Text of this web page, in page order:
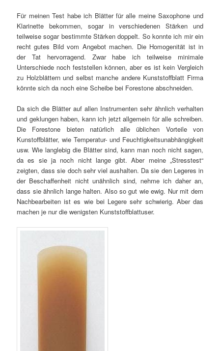
Für meinen Test habe ich Blätter für alle meine Saxophone und
Klarinette bekommen, sogar in verschiedenen Stärken und
teilweise sogar bestimmte Stärken doppelt. So konnte ich mir ein
recht gutes Bild vom Angebot machen. Die Homogenität ist in
der Tat hervorragend. Zwar habe ich teilweise minimale
Unterschiede noch feststellen können, aber es ist kein Vergleich
zu Holzblättern und selbst manche andere Kunststoffblatt Firma
könnte sich da noch eine Scheibe bei Forestone abschneiden.
Da sich die Blätter auf allen Instrumenten sehr ähnlich verhalten
und geklungen haben, kann ich jetzt allgemein für alle schreiben.
Die Forestone bieten natürlich alle üblichen Vorteile von
Kunstoffblätter, wie Temperatur- und Feuchtigkeitsunabhängigkeit
usw. Wie langlebig die Blätter sind, kann man noch nicht sagen,
da es sie ja noch nicht lange gibt. Aber meine „Stresstest“
zeigten, dass sie doch sehr viel aushalten. Da sie den Legeres in
der Beschaffenheit nicht unähnlich sind, nehme ich daher an,
dass sie ähnlich lange halten. Also so gut wie ewig. Nur mit dem
Nachbearbeiten ist es wie bei Legere sehr schwierig. Aber das
machen je nur die wenigsten Kunststoffblattuser.